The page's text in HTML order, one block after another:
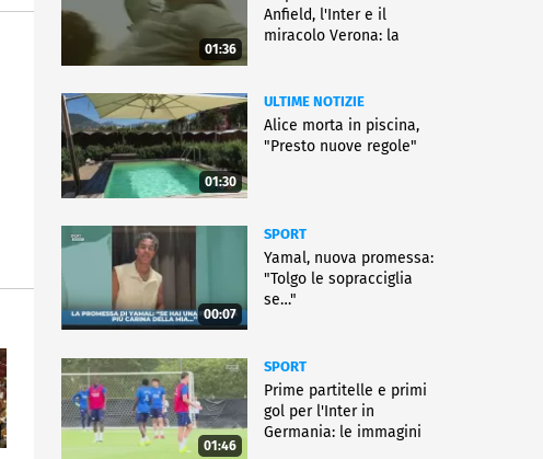
01:36
Anfield, l'Inter e il
miracolo Verona: la
01:30
ULTIME NOTIZIE
Alice morta in piscina,
"Presto nuove regole"
00:07
SPORT
Yamal, nuova promessa:
"Tolgo le sopracciglia
se…"
01:46
SPORT
Prime partitelle e primi
gol per l'Inter in
Germania: le immagini